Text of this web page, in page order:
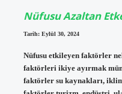
Nüfusu Azaltan
Tarih: Eylül 30, 2024
Nüfusu etkileyen faktörler
faktörleri ikiye ayırmak
faktörler su kaynakları,